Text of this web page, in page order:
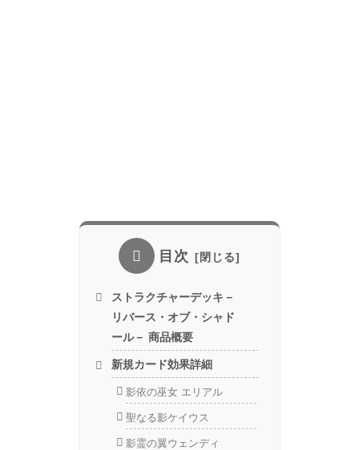
目次
ストラクチャーデッキ－
リバース・オブ・シャド
ール－ 商品概要
新規カード効果詳細
影依の巫女 エリアル
聖なる影ケイウス
影霊の翼ウェンディ